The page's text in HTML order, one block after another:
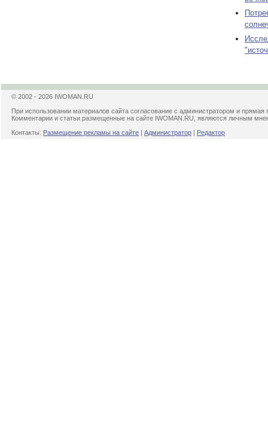
© 2002 - 2026 IWOMAN.RU
При использовании материалов сайта согласование с администратором и прямая
Комментарии и статьи размещенные на сайте IWOMAN.RU, являются личным
Контакты: Размещение рекламы на сайте | Администратор | Редактор